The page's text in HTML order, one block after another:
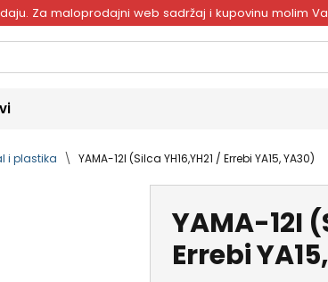
Za maloprodajni web sadržaj i kupovinu molim
i plastika YAMA-12I (Silca YH16,YH21 / Errebi YA15, YA30)
YAMA-12I
Errebi